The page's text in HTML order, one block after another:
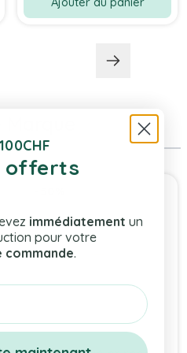
offerts
immédiatement un
pour votre
commande.